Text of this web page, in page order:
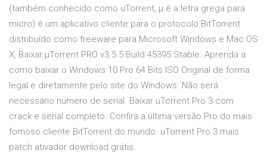
(também conhecido como uTorrent, µ é a letra grega para
micro) é um aplicativo cliente para o protocolo BitTorrent
distribuído como freeware para Microsoft Windows e Mac OS
X, Baixar µTorrent PRO v3.5.5 Build 45395 Stable. Aprenda a
como baixar o Windows 10 Pro 64 Bits ISO Original de forma
legal e diretamente pelo site do Windows. Não será
necessário número de serial. Baixar uTorrent Pro 3 com
crack e serial completo. Confira a última versão Pro do mais
fomoso cliente BitTorrent do mundo. uTorrent Pro 3 mais
patch ativador download grátis.